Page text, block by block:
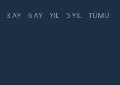
3 AY 6 AY YIL 5 YIL TÜMÜ